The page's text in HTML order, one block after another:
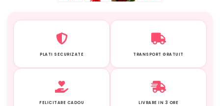
PLATI SECURIZATE TRANSPORT GRATUIT
FELICITARE CADOU LIVRARE IN 3 ORE